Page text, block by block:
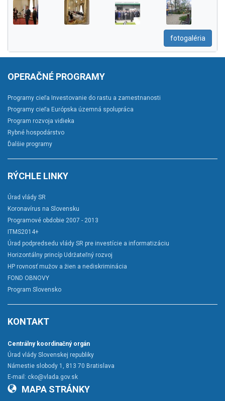
fotogaléria
OPERAČNÉ PROGRAMY
Programy cieľa Investovanie do rastu a zamestnanosti
Programy cieľa Európska územná spolupráca
Program rozvoja vidieka
Rybné hospodárstvo
Ďalšie programy
RÝCHLE LINKY
Úrad vlády SR
Koronavírus na Slovensku
Programové obdobie 2007 - 2013
ITMS2014+
Úrad podpredsedu vlády SR pre investície a informatizáciu
Horizontálny princíp Udržateľný rozvoj
HP rovnosť mužov a žien a nediskriminácia
FOND OBNOVY
Program Slovensko
KONTAKT
Centrálny koordinačný orgán
Úrad vlády Slovenskej republiky
Námestie slobody 1, 813 70 Bratislava
E-mail: cko@vlada.gov.sk
MAPA STRÁNKY